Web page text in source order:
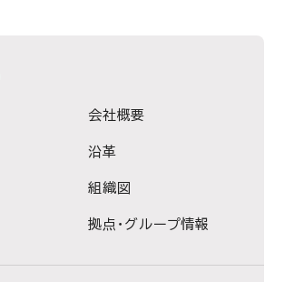
会社概要
沿革
組織図
拠点・グループ情報